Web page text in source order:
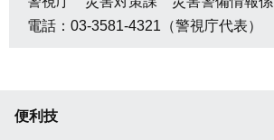
電話：03-3581-4321（警視庁代表）
便利技